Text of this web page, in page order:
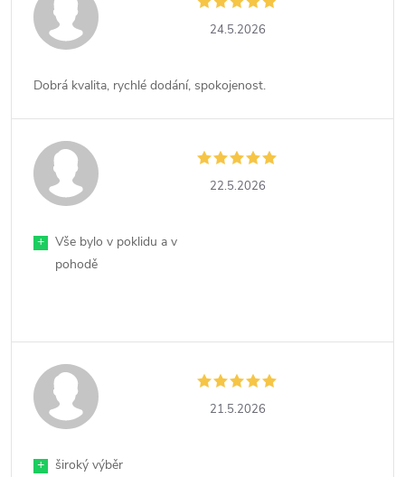
24.5.2026
Dobrá kvalita, rychlé dodání, spokojenost.
22.5.2026
+
Vše bylo v poklidu a v
pohodě
21.5.2026
+
široký výběr